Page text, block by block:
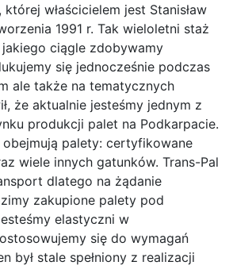
właścicielem jest Stanisław
1991 r. Tak wieloletni staż
jakiego ciągle zdobywamy
się jednocześnie podczas
ale także na tematycznych
że aktualnie jesteśmy jednym z
produkcji palet na Podkarpacie.
palety: certyfikowane
wiele innych gatunków. Trans-Pal
dlatego na żądanie
zakupione palety pod
elastyczni w
się do wymagań
był stale spełniony z realizacji